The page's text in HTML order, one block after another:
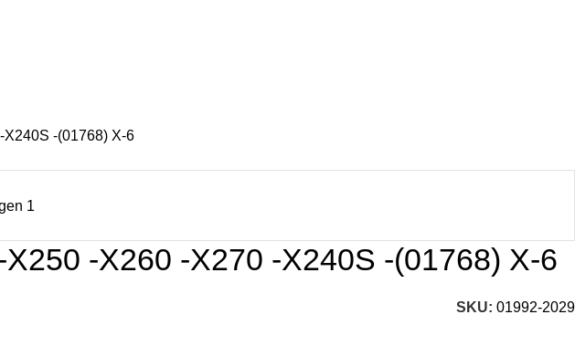
-(01768) X-6
-X260 -X270 -X240S -(01768) X-6
SKU: 01992-2029